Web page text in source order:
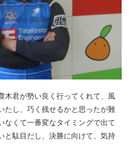
木君が勢い良く行ってくれて、風
たし、巧く残せるかと思ったが難
なくて一番変なタイミングで出て
と駄目だし、決勝に向けて、気持